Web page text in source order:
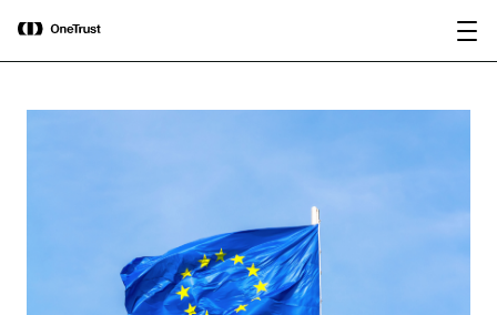
OneTrust nomeada “Visionária” no
Magic Quadrant™ 2026 da Gartner®
para plataformas de governança de IA.